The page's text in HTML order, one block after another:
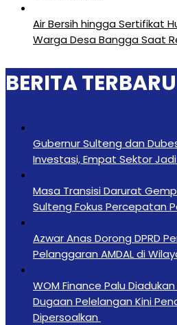
Air Bersih hingga Sertifikat
Warga Desa Bangga Saat
BERITA TERBARU
Gubernur Sulteng dan
Investasi, Empat Sektor
Masa Transisi Darurat
Sulteng Fokus Percepatan
Azwar Anas Dorong DPRD
Pelanggaran AMDAL di
‎WOM Finance Palu
Dugaan Pelelangan Kini
Dipersoalkan ‎